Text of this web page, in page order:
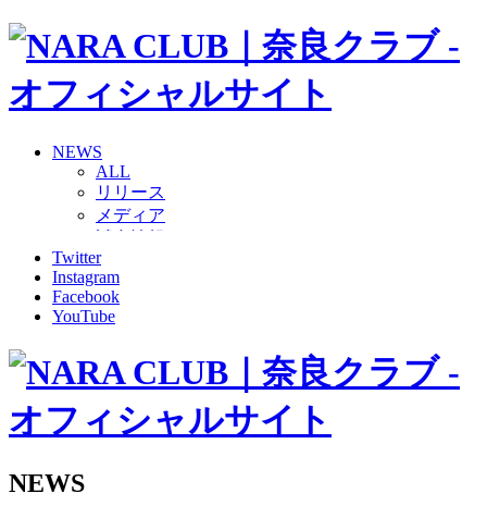
NEWS
ALL
リリース
メディア
グッズ
ファンコミュニティ
普及・育成
ホームタウン
その他
2026/27トップチーム
2026/27トップチームスタッフ
Twitter
Instagram
Facebook
YouTube
NEWS